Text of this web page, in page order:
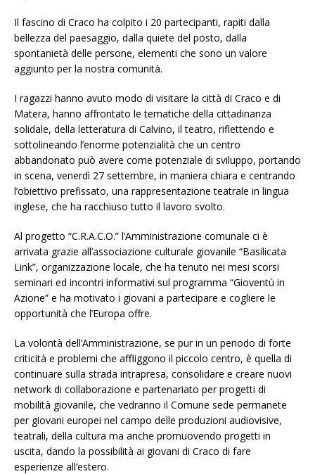
Il fascino di Craco ha colpito i 20 partecipanti, rapiti dalla
bellezza del paesaggio, dalla quiete del posto, dalla
spontanietà delle persone, elementi che sono un valore
aggiunto per la nostra comunità.
I ragazzi hanno avuto modo di visitare la città di Craco e di
Matera, hanno affrontato le tematiche della cittadinanza
solidale, della letteratura di Calvino, il teatro, riflettendo e
sottolineando l’enorme potenzialità che un centro
abbandonato può avere come potenziale di sviluppo, portando
in scena, venerdì 27 settembre, in maniera chiara e centrando
l’obiettivo prefissato, una rappresentazione teatrale in lingua
inglese, che ha racchiuso tutto il lavoro svolto.
Al progetto “C.R.A.C.O.” l’Amministrazione comunale ci è
arrivata grazie all’associazione culturale giovanile “Basilicata
Link”, organizzazione locale, che ha tenuto nei mesi scorsi
seminari ed incontri informativi sul programma “Gioventù in
Azione” e ha motivato i giovani a partecipare e cogliere le
opportunità che l’Europa offre.
La volontà dell’Amministrazione, se pur in un periodo di forte
criticità e problemi che affliggono il piccolo centro, è quella di
continuare sulla strada intrapresa, consolidare e creare nuovi
network di collaborazione e partenariato per progetti di
mobilità giovanile, che vedranno il Comune sede permanete
per giovani europei nel campo delle produzioni audiovisive,
teatrali, della cultura ma anche promuovendo progetti in
uscita, dando la possibilità ai giovani di Craco di fare
esperienze all’estero.